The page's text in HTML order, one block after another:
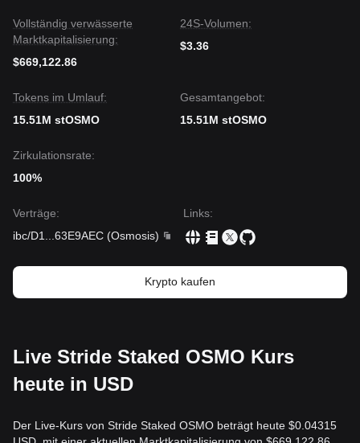
Vollständig verwässerte
Marktkapitalisierung:
$669,122.86
24S-Volumen:
$3.36
Tokens im Umlauf:
15.51M stOSMO
Gesamtangebot:
15.51M stOSMO
Zirkulationsrate:
100%
Verträge:
ibc/D1
63E9AEC (Osmosis)
Links:
Krypto kaufen
Live Stride Staked OSMO Kurs
heute in USD
Der Live-Kurs von Stride Staked OSMO beträgt heute $0.04315